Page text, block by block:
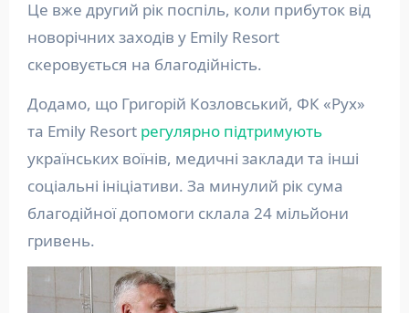
Це вже другий рік поспіль, коли прибуток від
новорічних заходів у Emily Resort
скеровується на благодійність.
Додамо, що Григорій Козловський, ФК «Рух»
та Emily Resort регулярно підтримують
українських воїнів, медичні заклади та інші
соціальні ініціативи. За минулий рік сума
благодійної допомоги склала 24 мільйони
гривень.